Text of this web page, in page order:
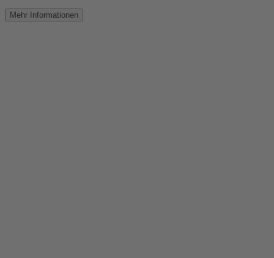
Mehr Informationen